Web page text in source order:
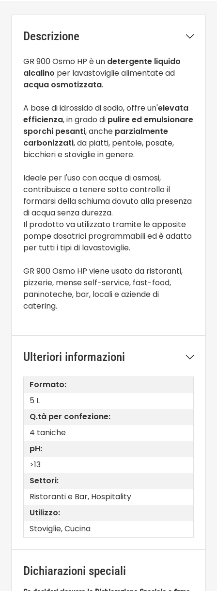
Descrizione
GR 900 Osmo HP è un detergente liquido
alcalino per lavastoviglie alimentate ad
acqua osmotizzata.
A base di idrossido di sodio, offre un'elevata
efficienza, in grado di pulire ed emulsionare
sporchi pesanti, anche parzialmente
carbonizzati, da piatti, pentole, posate,
bicchieri e stoviglie in genere.
Ideale per l'uso con acque di osmosi,
contribuisce a tenere sotto controllo il
formarsi della schiuma dovuto alla presenza
di acqua senza durezza.
Il prodotto va utilizzato tramite le apposite
pompe dosatrici programmabili ed è adatto
per tutti i tipi di lavastoviglie.
GR 900 Osmo HP viene usato da ristoranti,
pizzerie, mense self-service, fast-food,
paninoteche, bar, locali e aziende di
catering.
Ulteriori informazioni
Formato:
5 L
Q.tà per confezione:
4 taniche
pH:
>13
Settori:
Ristoranti e Bar, Hospitality
Utilizzo:
Stoviglie, Cucina
Dichiarazioni speciali